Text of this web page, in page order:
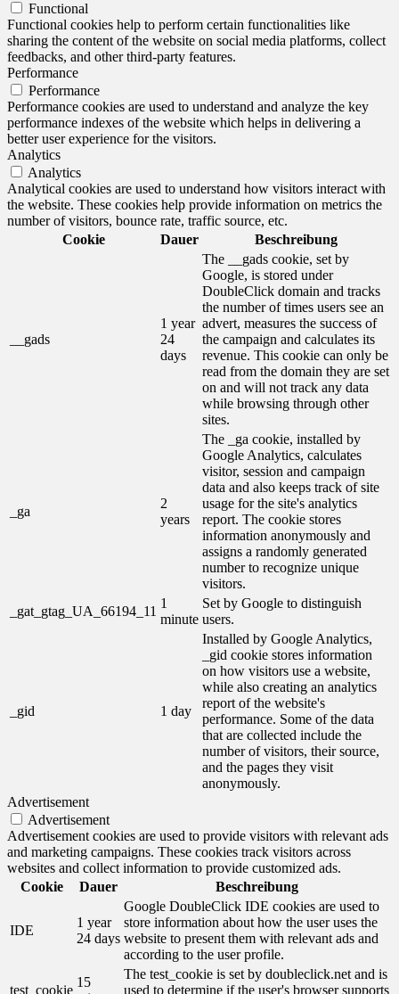
Functional
Functional cookies help to perform certain functionalities like
sharing the content of the website on social media platforms, collect
feedbacks, and other third-party features.
Performance
Performance
Performance cookies are used to understand and analyze the key
performance indexes of the website which helps in delivering a
better user experience for the visitors.
Analytics
Analytics
Analytical cookies are used to understand how visitors interact with
the website. These cookies help provide information on metrics the
number of visitors, bounce rate, traffic source, etc.
Cookie
Dauer Beschreibung
__gads
1 year
24
days
The __gads cookie, set by
Google, is stored under
DoubleClick domain and tracks
the number of times users see an
advert, measures the success of
the campaign and calculates its
revenue. This cookie can only be
read from the domain they are set
on and will not track any data
while browsing through other
sites.
_ga
2
years
The _ga cookie, installed by
Google Analytics, calculates
visitor, session and campaign
data and also keeps track of site
usage for the site's analytics
report. The cookie stores
information anonymously and
assigns a randomly generated
number to recognize unique
visitors.
_gat_gtag_UA_66194_11
1
minute
Set by Google to distinguish
users.
_gid 1 day
Installed by Google Analytics,
_gid cookie stores information
on how visitors use a website,
while also creating an analytics
report of the website's
performance. Some of the data
that are collected include the
number of visitors, their source,
and the pages they visit
anonymously.
Advertisement
Advertisement
Advertisement cookies are used to provide visitors with relevant ads
and marketing campaigns. These cookies track visitors across
websites and collect information to provide customized ads.
Cookie
Dauer Beschreibung
IDE
1 year
24 days
Google DoubleClick IDE cookies are used to
store information about how the user uses the
website to present them with relevant ads and
according to the user profile.
test_cookie
15
The test_cookie is set by doubleclick.net and is
used to determine if the user's browser supports